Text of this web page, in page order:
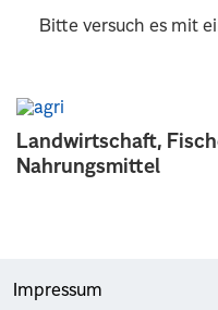
Landwirtschaft,
Nahrungsmittel
Bitte versuch es mit
Impressum